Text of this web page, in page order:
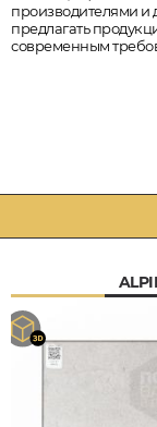
производителями и
предлагать
современным